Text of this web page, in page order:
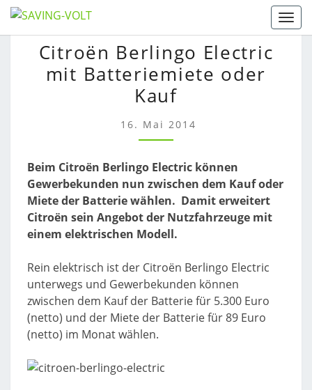
Skip
to
content
CITROËN
BERLINGO
ELECTRIC
MIT
BATTERIEMIETE
ODER
KAUF
Citroën Berlingo Electric
mit Batteriemiete oder
Kauf
16. Mai 2014
Beim Citroën Berlingo Electric können
Gewerbekunden nun zwischen dem Kauf oder
Miete der Batterie wählen. Damit erweitert
Citroën sein Angebot der Nutzfahrzeuge mit
einem elektrischen Modell.
Rein elektrisch ist der Citroën Berlingo Electric
unterwegs und Gewerbekunden können
zwischen dem Kauf der Batterie für 5.300 Euro
(netto) und der Miete der Batterie für 89 Euro
(netto) im Monat wählen.